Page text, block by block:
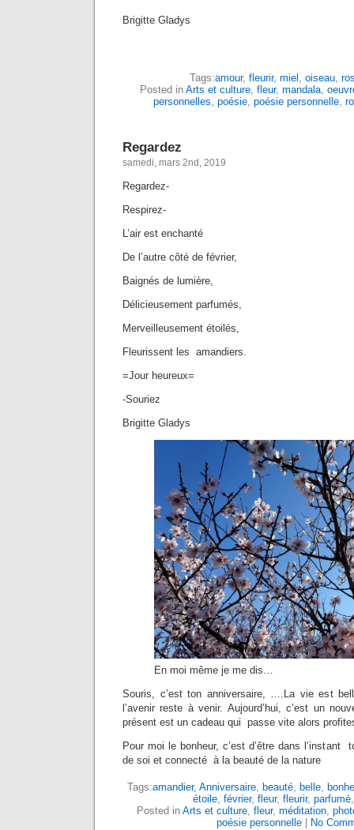
Brigitte Gladys
Tags:amour, fleurir, miel oiseau
Posted in Arts et culture, fleur, mandala,
personnelles poésie, poésie personnelle,
Regardez
samedi, mars 2nd, 2019
Regardez-
Respirez-
L’air est enchanté
De l’autre côté de février,
Baignés de lumière,
Délicieusement parfumés,
Merveilleusement étoilés,
Fleurissent les amandiers.
=Jour heureux=
-Souriez
Brigitte Gladys
En moi même je me dis…
Souris, c’est ton anniversaire, ….La vie est
l’avenir reste à venir. Aujourd’hui, c’est un
présent est un cadeau qui passe vite alors
Pour moi le bonheur, c’est d’être dans l’instant
de soi et connecté à la beauté de la nature
Tags:amandier, Anniversaire, beauté, belle,
étoile, février, fleur, fleurir, parfumé
Posted in Arts et culture, fleur, méditation,
poésie personnelle| No